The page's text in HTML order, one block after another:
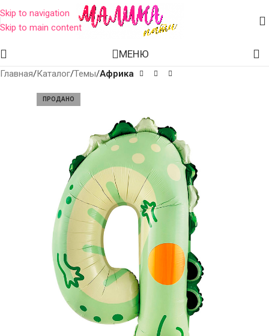
Skip to navigation
Skip to main content
МЕНЮ
Главная Каталог Темы Африка
ПРОДАНО